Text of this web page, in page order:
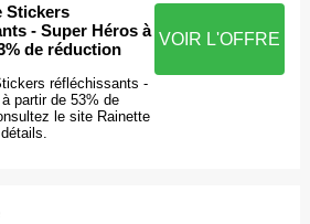
Stickers
- Super Héros à
de réduction
réfléchissants -
partir de 53% de
le site Rainette
VOIR L'OFFRE